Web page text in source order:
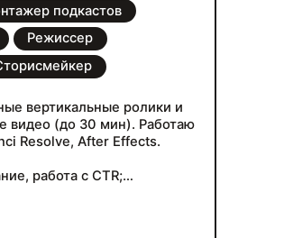
подкастов
Режиссер
вертикальные ролики и
видео (до 30 мин). Работаю
Resolve, After Effects.
работа с CTR;